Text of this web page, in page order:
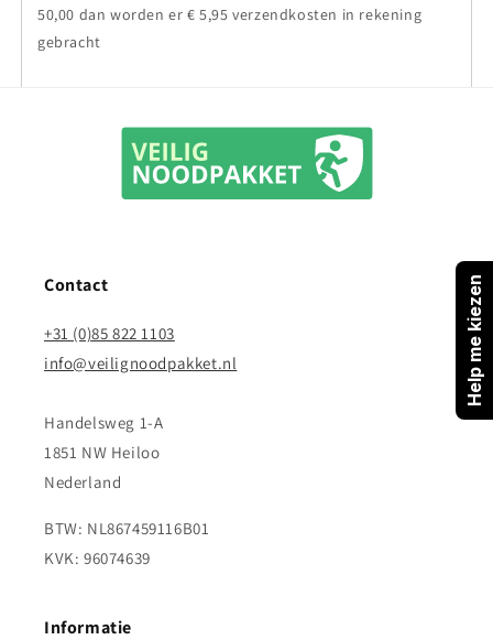
50,00 dan worden er € 5,95 verzendkosten in rekening
gebracht
Contact
+31 (0)85 822 1103
info@veilignoodpakket.nl
Handelsweg 1-A
1851 NW Heiloo
Nederland
BTW: NL867459116B01
KVK: 96074639
Informatie
Help me kiezen